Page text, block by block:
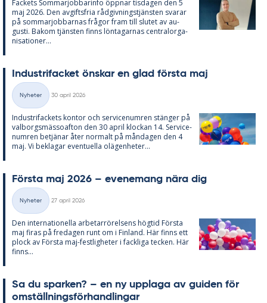
Fac­kets Som­mar­job­ba­rin­fo öpp­nar tis­da­gen den 5
maj 2026. Den av­gifts­fria råd­giv­nings­tjäns­ten sva­rar
på som­mar­job­bar­nas frå­gor fram till slu­tet av au­
gusti. Bakom tjäns­ten fin­ns lön­ta­gar­nas cen­tral­or­ga­
ni­sa­tio­ner...
In­du­stri­fac­ket öns­kar en glad förs­ta maj
Kategorier
Nyheter
30 april 2026
In­du­stri­fac­kets kon­tor och ser­vice­num­ren stäng­er på
val­borgs­mäs­so­af­ton den 30 april kloc­kan 14. Ser­vice­
num­ren be­tjä­nar åter nor­malt på mån­da­gen den 4
maj. Vi be­kla­gar even­tu­el­la olä­gen­he­ter...
Förs­ta maj 2026 – eve­ne­mang nära dig
Kategorier
Nyheter
27 april 2026
Den in­ter­na­tio­nel­la ar­be­tar­rö­rel­sens hög­tid Förs­ta
maj fi­ras på fre­da­gen runt om i Fin­land. Här fin­ns ett
plock av Förs­ta maj-fest­lig­he­ter i fack­li­ga tec­ken. Här
fin­ns...
Sa du spar­ken? – en ny upp­laga av gui­den för
om­ställ­nings­för­hand­ling­ar